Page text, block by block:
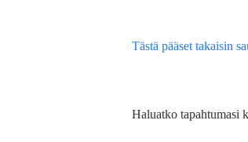
Tästä pääset takaisin
Haluatko tapahtumasi